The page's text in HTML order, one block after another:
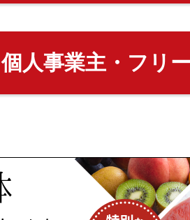
個人事業主・フリ